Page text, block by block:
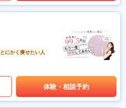
とにかく痩せたい人
体験・相談予約